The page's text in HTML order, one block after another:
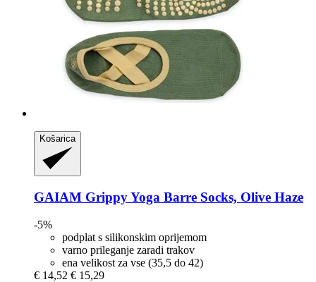
Košarica
GAIAM Grippy Yoga Barre Socks, Olive Haze
-5%
podplat s silikonskim oprijemom
varno prileganje zaradi trakov
ena velikost za vse (35,5 do 42)
€ 14,52 € 15,29